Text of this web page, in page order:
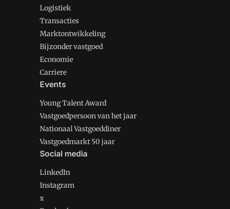
Logistiek
Transacties
Marktontwikkeling
Bijzonder vastgoed
Economie
Carriere
Events
Young Talent Award
Vastgoedpersoon van het jaar
Nationaal Vastgoeddiner
Vastgoedmarkt 50 jaar
Social media
LinkedIn
Instagram
x